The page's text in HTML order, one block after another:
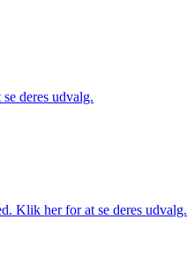
deres udvalg.
Klik her for at se deres udvalg.